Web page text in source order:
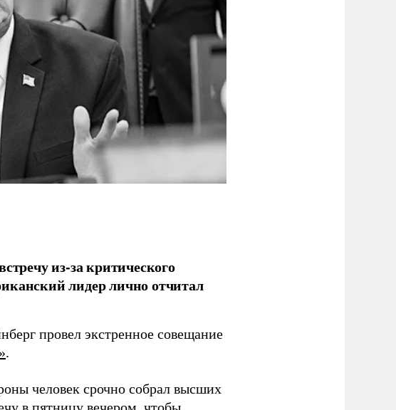
из-за критического
лидер лично отчитал
провел экстренное совещание
.
человек срочно собрал высших